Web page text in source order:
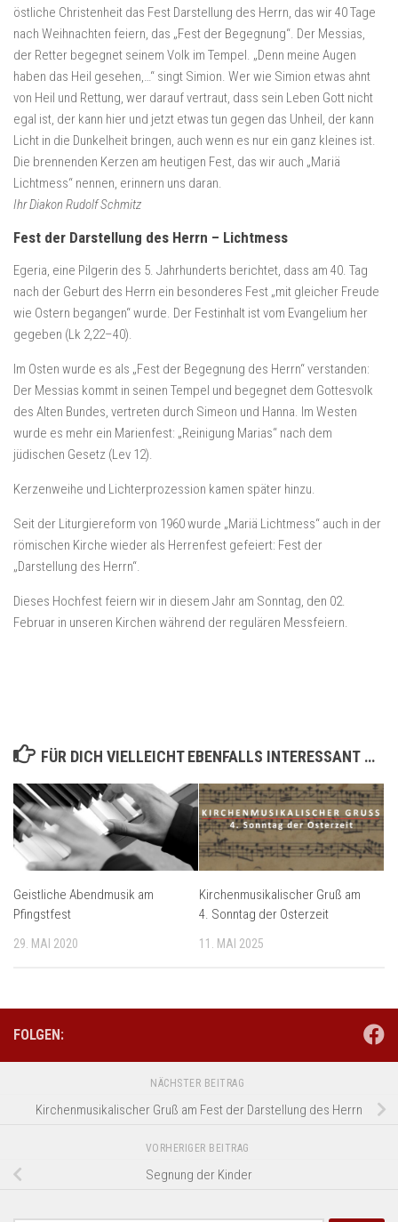
östliche Christenheit das Fest Darstellung des Herrn, das wir 40 Tage
nach Weihnachten feiern, das „Fest der Begegnung“. Der Messias,
der Retter begegnet seinem Volk im Tempel. „Denn meine Augen
haben das Heil gesehen,…“ singt Simion. Wer wie Simion etwas ahnt
von Heil und Rettung, wer darauf vertraut, dass sein Leben Gott nicht
egal ist, der kann hier und jetzt etwas tun gegen das Unheil, der kann
Licht in die Dunkelheit bringen, auch wenn es nur ein ganz kleines ist.
Die brennenden Kerzen am heutigen Fest, das wir auch „Mariä
Lichtmess“ nennen, erinnern uns daran.
Ihr Diakon Rudolf Schmitz
Fest der Darstellung des Herrn – Lichtmess
Egeria, eine Pilgerin des 5. Jahrhunderts berichtet, dass am 40. Tag
nach der Geburt des Herrn ein besonderes Fest „mit gleicher Freude
wie Ostern begangen“ wurde. Der Festinhalt ist vom Evangelium her
gegeben (Lk 2,22–40).
Im Osten wurde es als „Fest der Begegnung des Herrn“ verstanden:
Der Messias kommt in seinen Tempel und begegnet dem Gottesvolk
des Alten Bundes, vertreten durch Simeon und Hanna. Im Westen
wurde es mehr ein Marienfest: „Reinigung Marias“ nach dem
jüdischen Gesetz (Lev 12).
Kerzenweihe und Lichterprozession kamen später hinzu.
Seit der Liturgiereform von 1960 wurde „Mariä Lichtmess“ auch in der
römischen Kirche wieder als Herrenfest gefeiert: Fest der
„Darstellung des Herrn“.
Dieses Hochfest feiern wir in diesem Jahr am Sonntag, den 02.
Februar in unseren Kirchen während der regulären Messfeiern.
FÜR DICH VIELLEICHT EBENFALLS INTERESSANT …
Geistliche Abendmusik am
Pfingstfest
29. MAI 2020
Kirchenmusikalischer Gruß am
4. Sonntag der Osterzeit
11. MAI 2025
FOLGEN:
NÄCHSTER BEITRAG
Kirchenmusikalischer Gruß am Fest der Darstellung des Herrn
VORHERIGER BEITRAG
Segnung der Kinder